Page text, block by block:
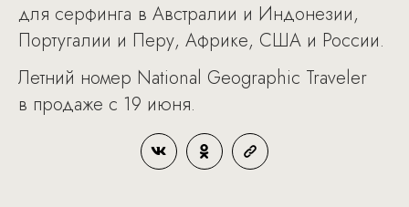
для серфинга в Австралии и Индонезии,
Португалии и Перу, Африке, США и России.
Летний номер National Geographic Traveler
в продаже с 19 июня.